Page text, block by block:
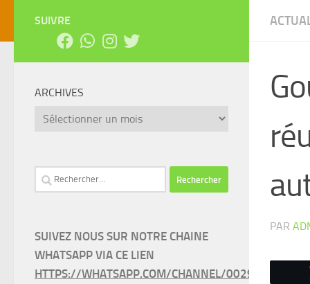
PAR
SUIVRE
ARCHIVES
Archives
Rechercher :
SUIVEZ NOUS SUR NOTRE CHAINE
WHATSAPP VIA CE LIEN
HTTPS://WHATSAPP.COM/CHANNEL/